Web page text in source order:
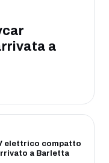
a
elettrico compatto
a Barletta